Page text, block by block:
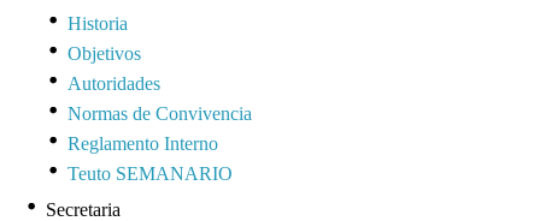
Historia
Objetivos
Autoridades
Normas de Convivencia
Reglamento Interno
Teuto SEMANARIO
Secretaria